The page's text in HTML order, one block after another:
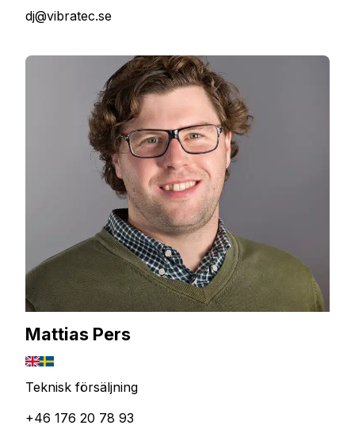
dj@vibratec.se
Mattias Pers
Teknisk försäljning
+46 176 20 78 93